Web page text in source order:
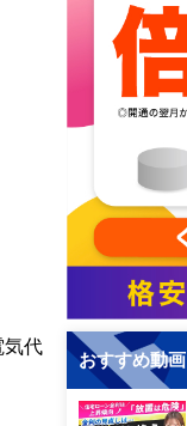
気代
おすすめ動画